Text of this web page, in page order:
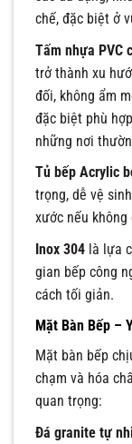
chế, đặc biệt ở
Tấm nhựa PVC
trở thành xu
đối, không ẩm
đặc biệt phù
những nơi
Tủ bếp Acrylic
trọng, dễ vệ
xước nếu không
Inox 304 là lựa
gian bếp công
cách tối giản.
Mặt Bàn Bếp –
Mặt bàn bếp
chạm và hóa
quan trọng:
Đá granite tự